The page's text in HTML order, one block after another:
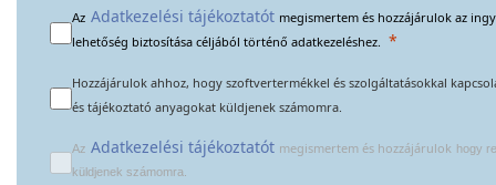
Az Adatkezelési tájékoztatót megismertem és hozzájárulok az
lehetőség biztosítása céljából történő adatkezeléshez.
Hozzájárulok ahhoz, hogy szoftvertermékkel és szolgáltatásokkal
és tájékoztató anyagokat küldjenek számomra.
Az Adatkezelési tájékoztatót megismertem és hozzájárulok hogy
küldjenek számomra.